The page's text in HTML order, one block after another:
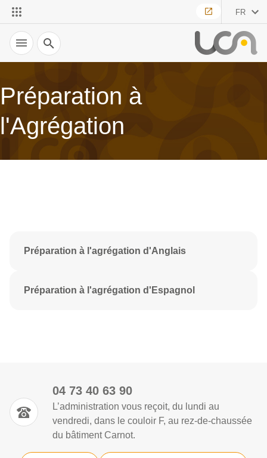
FR
Recherche
Préparation à
l'Agrégation
Préparation à l'agrégation d'Anglais
Préparation à l'agrégation d'Espagnol
04 73 40 63 90
L’administration vous reçoit, du lundi au
vendredi, dans le couloir F, au rez-de-chaussée
du bâtiment Carnot.